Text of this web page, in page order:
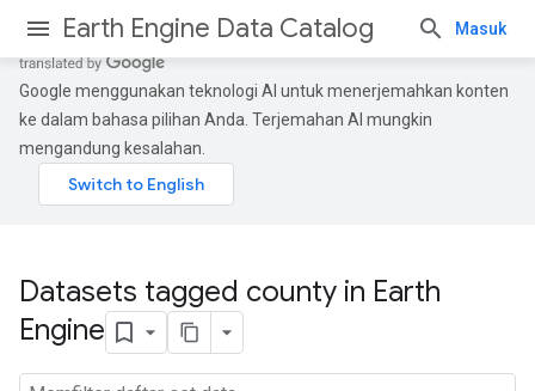
Earth Engine Data Catalog Masuk
Google menggunakan teknologi AI untuk menerjemahkan konten
ke dalam bahasa pilihan Anda. Terjemahan AI mungkin
mengandung kesalahan.
Datasets tagged county in Earth
Engine